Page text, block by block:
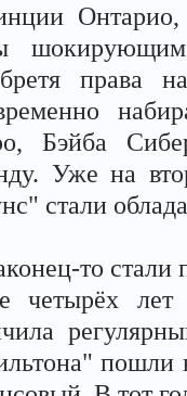
права
Бэйба
Уже на
стали
то стали
четырёх
пошли